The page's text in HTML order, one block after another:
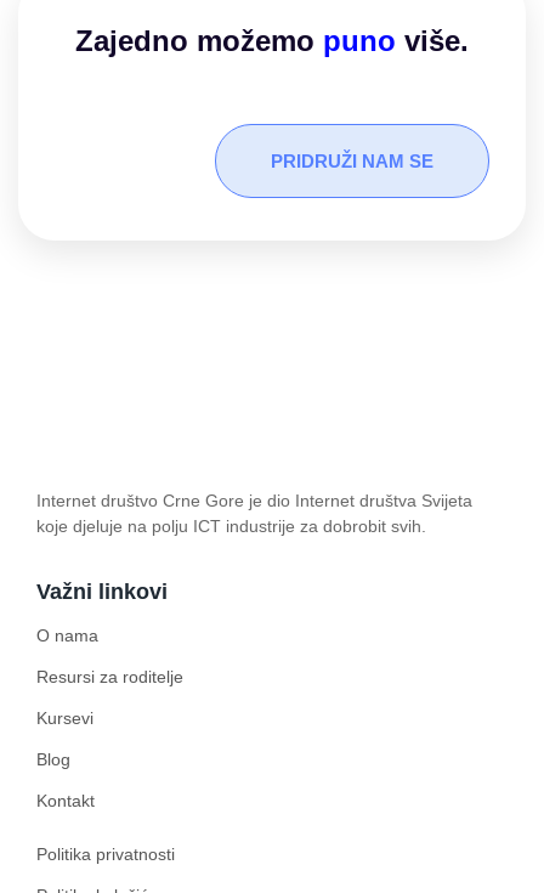
Zajedno možemo​ puno više.
PRIDRUŽI NAM SE
Internet društvo Crne Gore je dio Internet društva Svijeta
koje djeluje na polju ICT industrije za dobrobit svih.
Važni linkovi
O nama
Resursi za roditelje
Kursevi
Blog
Kontakt
Politika privatnosti